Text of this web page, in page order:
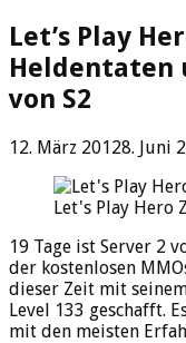
Let’s Play
Heldentaten
von S2
12. März 20128. Juni
Let's Play Hero
19 Tage ist Server 2
der kostenlosen
dieser Zeit mit
Level 133 geschafft.
mit den meisten